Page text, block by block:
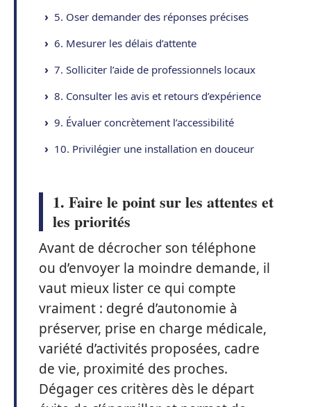
5. Oser demander des réponses précises
6. Mesurer les délais d’attente
7. Solliciter l’aide de professionnels locaux
8. Consulter les avis et retours d’expérience
9. Évaluer concrètement l’accessibilité
10. Privilégier une installation en douceur
1. Faire le point sur les attentes et
les priorités
Avant de décrocher son téléphone
ou d’envoyer la moindre demande, il
vaut mieux lister ce qui compte
vraiment : degré d’autonomie à
préserver, prise en charge médicale,
variété d’activités proposées, cadre
de vie, proximité des proches.
Dégager ces critères dès le départ